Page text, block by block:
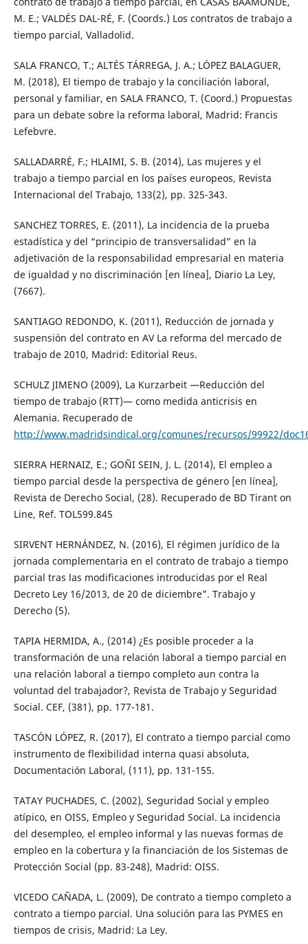
M. E.; VALDÉS DAL-RÉ, F. (Coords.) Los contratos de trabajo a
tiempo parcial, Valladolid.
SALA FRANCO, T.; ALTÉS TÁRREGA, J. A.; LÓPEZ BALAGUER,
M. (2018), El tiempo de trabajo y la conciliación laboral,
personal y familiar, en SALA FRANCO, T. (Coord.) Propuestas
para un debate sobre la reforma laboral, Madrid: Francis
Lefebvre.
SALLADARRÉ, F.; HLAIMI, S. B. (2014), Las mujeres y el
trabajo a tiempo parcial en los países europeos, Revista
Internacional del Trabajo, 133(2), pp. 325-343.
SANCHEZ TORRES, E. (2011), La incidencia de la prueba
estadística y del “principio de transversalidad” en la
adjetivación de la responsabilidad empresarial en materia
de igualdad y no discriminación [en línea], Diario La Ley,
(7667).
SANTIAGO REDONDO, K. (2011), Reducción de jornada y
suspensión del contrato en AV La reforma del mercado de
trabajo de 2010, Madrid: Editorial Reus.
SCHULZ JIMENO (2009), La Kurzarbeit —Reducción del
tiempo de trabajo (RTT)— como medida anticrisis en
Alemania. Recuperado de
http://www.madridsindical.org/comunes/recursos/99922/
SIERRA HERNAIZ, E.; GOÑI SEIN, J. L. (2014), El empleo a
tiempo parcial desde la perspectiva de género [en línea],
Revista de Derecho Social, (28). Recuperado de BD Tirant on
Line, Ref. TOL599.845
SIRVENT HERNÁNDEZ, N. (2016), El régimen jurídico de la
jornada complementaria en el contrato de trabajo a tiempo
parcial tras las modificaciones introducidas por el Real
Decreto Ley 16/2013, de 20 de diciembre”. Trabajo y
Derecho (5).
TAPIA HERMIDA, A., (2014) ¿Es posible proceder a la
transformación de una relación laboral a tiempo parcial en
una relación laboral a tiempo completo aun contra la
voluntad del trabajador?, Revista de Trabajo y Seguridad
Social. CEF, (381), pp. 177-181.
TASCÓN LÓPEZ, R. (2017), El contrato a tiempo parcial como
instrumento de flexibilidad interna quasi absoluta,
Documentación Laboral, (111), pp. 131-155.
TATAY PUCHADES, C. (2002), Seguridad Social y empleo
atípico, en OISS, Empleo y Seguridad Social. La incidencia
del desempleo, el empleo informal y las nuevas formas de
empleo en la cobertura y la financiación de los Sistemas de
Protección Social (pp. 83-248), Madrid: OISS.
VICEDO CAÑADA, L. (2009), De contrato a tiempo completo a
contrato a tiempo parcial. Una solución para las PYMES en
tiempos de crisis, Madrid: La Ley.